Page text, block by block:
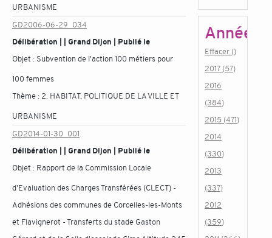
URBANISME
GD2006-06-29_034
Délibération | | Grand Dijon | Publié le
Objet : Subvention de l'action 100 métiers pour
100 femmes
Thème : 2. HABITAT, POLITIQUE DE LA VILLE ET
URBANISME
GD2014-01-30_001
Délibération | | Grand Dijon | Publié le
Objet : Rapport de la Commission Locale
d'Evaluation des Charges Transférées (CLECT) -
Adhésions des communes de Corcelles-les-Monts
et Flavignerot - Transferts du stade Gaston
Année
Effacer ()
2017 (57)
2016
(384)
2015 (471)
2014
(330)
2013
(337)
2012
(359)